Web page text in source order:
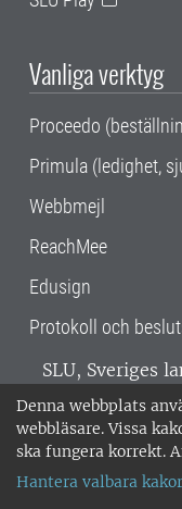
Denna webbplats
webbläsare. Vissa
ska fungera korrekt.
Hantera valbara kakor
Vanliga verktyg
Proceedo
Primula (ledighet,
Webbmejl
ReachMee
Edusign
Protokoll och
SLU, Sveriges
verksamhet
Alnarp,
miljöcertifierat
018-67 10 00 •